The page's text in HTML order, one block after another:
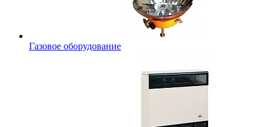
Газовое оборудование